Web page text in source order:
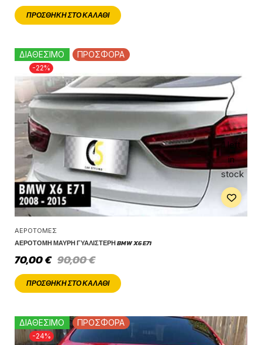
ΠΡΟΣΘΉΚΗ ΣΤΟ ΚΑΛΆΘΙ
-22%
ΔΙΑΘΕΣΙΜΟ ΠΡΟΣΦΟΡΑ
1 left
in
stock
ΑΕΡΟΤΟΜΈΣ
ΑΕΡΟΤΟΜΉ ΜΑΎΡΗ ΓΥΑΛΙΣΤΕΡΉ BMW X6 E71
90,00€
70,00€
ΠΡΟΣΘΉΚΗ ΣΤΟ ΚΑΛΆΘΙ
-24%
ΔΙΑΘΕΣΙΜΟ ΠΡΟΣΦΟΡΑ